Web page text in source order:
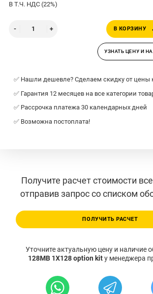
В Т.Ч. НДС (22%)
В КОРЗИНУ
УЗНАТЬ ЦЕНУ И
✅ Нашли дешевле? Сделаем скидку от цены
✅ Гарантия 12 месяцев на все категории
✅ Рассрочка платежа 30 календарных дней
✅ Возможна постоплата!
Получите расчет стоимости
отправив запрос со списком
ПОЛУЧИТЬ РАСЧЕТ
Уточните актуальную цену и наличие
128MB 1X128 option kitу менеджера